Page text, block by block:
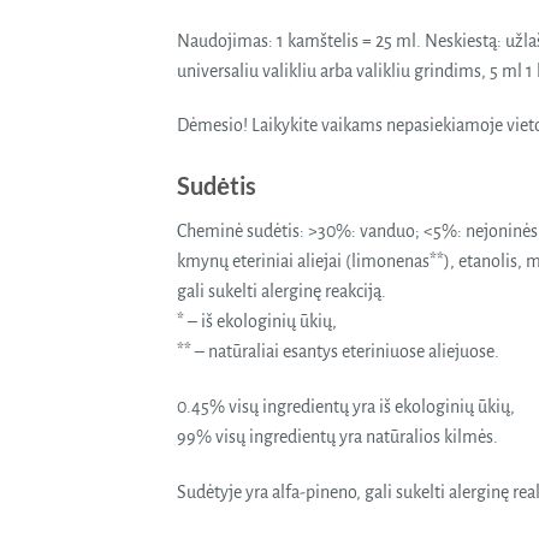
Naudojimas: 1 kamštelis = 25 ml. Neskiestą:
universaliu valikliu arba valikliu grindims, 5 ml
Dėmesio! Laikykite vaikams nepasiekiamoje
Sudėtis
Cheminė sudėtis: >30%: vanduo; <5%:
kmynų eteriniai aliejai (limonenas**), etanolis,
gali sukelti alerginę reakciją.
* – iš ekologinių ūkių,
** – natūraliai esantys eteriniuose aliejuose.
0.45% visų ingredientų yra iš ekologinių ūkių,
99% visų ingredientų yra natūralios kilmės.
Sudėtyje yra alfa-pineno, gali sukelti alerginę